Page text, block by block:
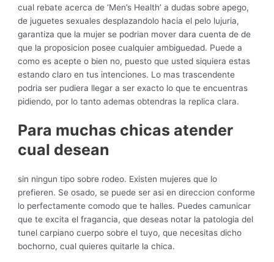
cual rebate acerca de ‘Men’s Health’ a dudas sobre apego,
de juguetes sexuales desplazandolo hacia el pelo lujuria,
garantiza que la mujer se podri­an mover dara cuenta de de
que la proposicion posee cualquier ambiguedad. Puede a
como es acepte o bien no, puesto que usted siquiera estas
estando claro en tus intenciones. Lo mas trascendente
podri­a ser pudiera llegar a ser exacto lo que te encuentras
pidiendo, por lo tanto ademas obtendras la replica clara.
Para muchas chicas atender
cual desean
sin ningun tipo sobre rodeo. Existen mujeres que lo
prefieren. Se osado, se puede ser asi en direccion conforme
lo perfectamente comodo que te halles. Puedes camunicar
que te excita el fragancia, que deseas notar la patologi­a del
tunel carpiano cuerpo sobre el tuyo, que necesitas dicho
bochorno, cual quieres quitarle la chica.